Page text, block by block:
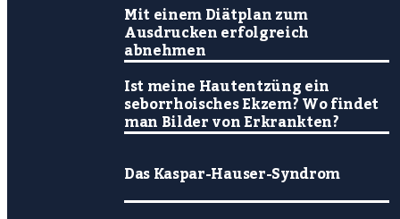
Mit einem Diätplan zum
Ausdrucken erfolgreich
abnehmen
Ist meine Hautentzüng ein
seborrhoisches Ekzem? Wo findet
man Bilder von Erkrankten?
Das Kaspar-Hauser-Syndrom